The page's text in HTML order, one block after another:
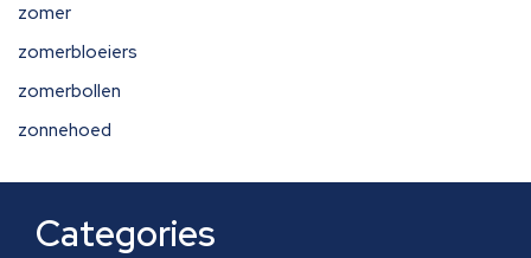
zomer
zomerbloeiers
zomerbollen
zonnehoed
Categories